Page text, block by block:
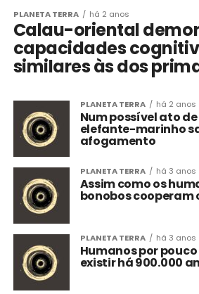
PLANETA TERRA há 2 anos
Calau-oriental
capacidades
similares às dos
PLANETA TERRA há 2 anos
Num possível ato
elefante-marinho
afogamento
PLANETA TERRA há 3 anos
Assim como os
bonobos cooperam
PLANETA TERRA há 3 anos
Humanos por
existir há 900.000